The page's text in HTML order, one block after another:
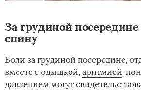
За грудиной посередине
спину
Боли за грудиной посередине,
вместе с одышкой,аритмией,
давлением могут